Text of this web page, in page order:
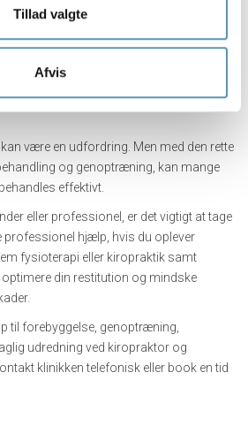
Tillad valgte
Afvis
og smertestillende medicin, hvilket gør
i en holistisk og helhedsorienteret
være en udfordring. Men med den rette
og genoptræning, kan mange
effektivt.
eller professionel, er det vigtigt at tage
professionel hjælp, hvis du oplever
fysioterapi eller kiropraktik samt
din restitution og mindske
til forebyggelse, genoptræning,
udredning ved kiropraktor og
klinikken telefonisk eller book en tid